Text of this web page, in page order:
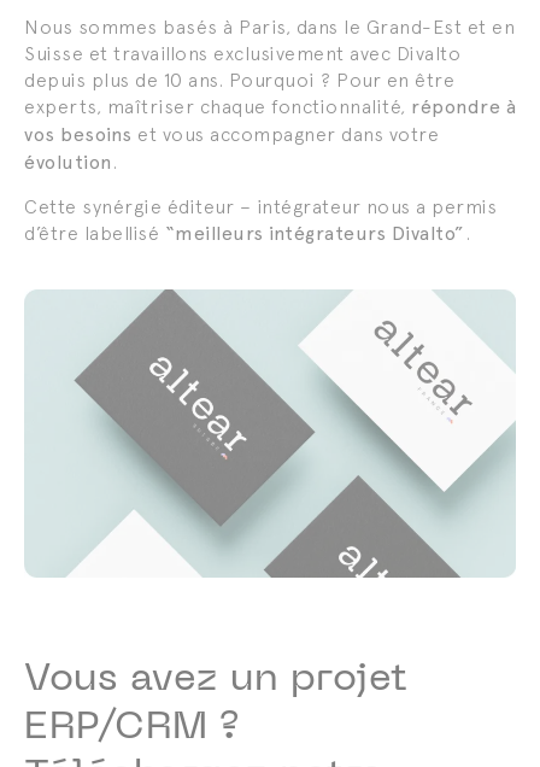
Nous sommes basés à Paris, dans le Grand-Est et en
Suisse et travaillons exclusivement avec Divalto
depuis plus de 10 ans. Pourquoi ? Pour en être
experts, maîtriser chaque fonctionnalité, répondre à
vos besoins et vous accompagner dans votre
évolution .
Cette synérgie éditeur – intégrateur nous a permis
d’être labellisé “meilleurs intégrateurs Divalto” .
Vous avez un projet
ERP/CRM ?